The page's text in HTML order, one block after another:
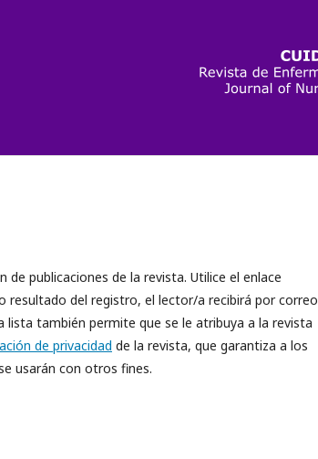
publicaciones de la revista. Utilice el enlace
resultado del registro, el lector/a recibirá por correo
también permite que se le atribuya a la revista
de privacidad de la revista, que garantiza a los
usarán con otros fines.